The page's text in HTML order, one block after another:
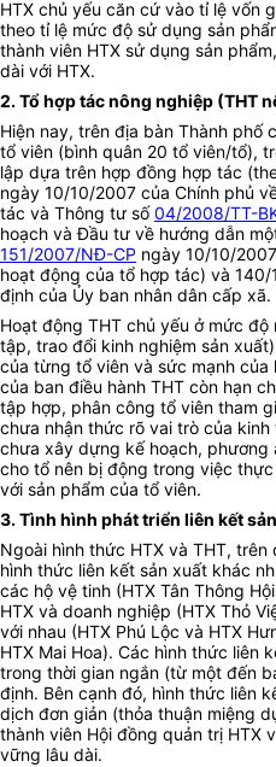
HTX chủ yếu căn cứ vào tỉ lệ vốn
theo tỉ lệ mức độ sử dụng sản
thành viên HTX sử dụng sản
dài với HTX.
2. Tổ hợp tác nông nghiệp (THT
Hiện nay, trên địa bàn Thành phố
tổ viên (bình quân 20 tổ viên/tổ),
lập dựa trên hợp đồng hợp tác
ngày 10/10/2007 của Chính phủ
tác và Thông tư số04/2008/TT-
hoạch và Đầu tư về hướng dẫn
151/2007/NĐ-CP ngày 10/10/
hoạt động của tổ hợp tác) và
định của Ủy ban nhân dân cấp xã.
Hoạt động THT chủ yếu ở mức
tập, trao đổi kinh nghiệm sản
của từng tổ viên và sức mạnh
của ban điều hành THT còn hạn
tập hợp, phân công tổ viên tham
chưa nhận thức rõ vai trò của
chưa xây dựng kế hoạch, phương
cho tổ nên bị động trong việc
với sản phẩm của tổ viên.
3. Tình hình phát triển liên kết
Ngoài hình thức HTX và THT,
hình thức liên kết sản xuất khác
các hộ vệ tinh (HTX Tân Thông
HTX và doanh nghiệp (HTX Thỏ
với nhau (HTX Phú Lộc và HTX
HTX Mai Hoa). Các hình thức liên
trong thời gian ngắn (từ một đến
định. Bên cạnh đó, hình thức liên
dịch đơn giản (thỏa thuận miệng
thành viên Hội đồng quản trị HTX
vững lâu dài.